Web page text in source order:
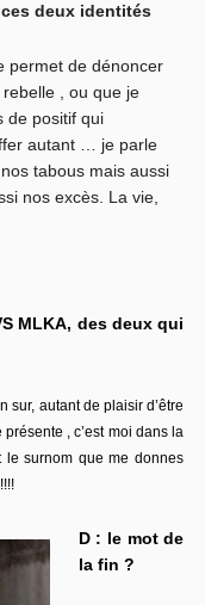
deux identités
permet de dénoncer
, ou que je
de positif qui
autant … je parle
tabous mais aussi
nos excès. La vie,
MLKA, des deux qui
sur, autant de plaisir d’être
, c’est moi dans la
le surnom que me donnes
D : le mot de
la fin ?